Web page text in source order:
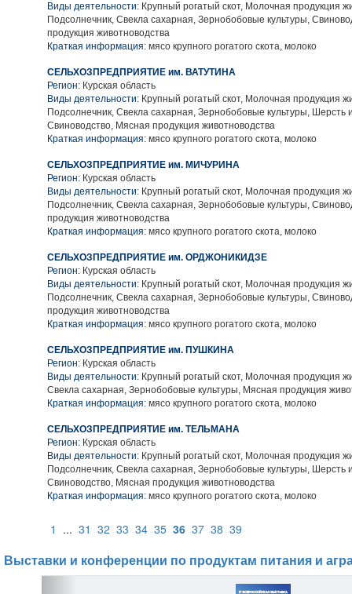
Виды деятельности: Крупный рогатый скот, Молочная продукция
Подсолнечник, Свекла сахарная, Зернобобовые культуры,
продукция животноводства
Краткая информация: мясо крупного рогатого скота, молоко
СЕЛЬХОЗПРЕДПРИЯТИЕ им. ВАТУТИНА
Регион: Курская область
Виды деятельности: Крупный рогатый скот, Молочная продукция
Подсолнечник, Свекла сахарная, Зернобобовые культуры, Шерсть
Свиноводство, Мясная продукция животноводства
Краткая информация: мясо крупного рогатого скота, молоко
СЕЛЬХОЗПРЕДПРИЯТИЕ им. МИЧУРИНА
Регион: Курская область
Виды деятельности: Крупный рогатый скот, Молочная продукция
Подсолнечник, Свекла сахарная, Зернобобовые культуры,
продукция животноводства
Краткая информация: мясо крупного рогатого скота, молоко
СЕЛЬХОЗПРЕДПРИЯТИЕ им. ОРДЖОНИКИДЗЕ
Регион: Курская область
Виды деятельности: Крупный рогатый скот, Молочная продукция
Подсолнечник, Свекла сахарная, Зернобобовые культуры,
продукция животноводства
Краткая информация: мясо крупного рогатого скота, молоко
СЕЛЬХОЗПРЕДПРИЯТИЕ им. ПУШКИНА
Регион: Курская область
Виды деятельности: Крупный рогатый скот, Молочная продукция
Свекла сахарная, Зернобобовые культуры, Мясная продукция
Краткая информация: мясо крупного рогатого скота, молоко
СЕЛЬХОЗПРЕДПРИЯТИЕ им. ТЕЛЬМАНА
Регион: Курская область
Виды деятельности: Крупный рогатый скот, Молочная продукция
Подсолнечник, Свекла сахарная, Зернобобовые культуры, Шерсть
Свиноводство, Мясная продукция животноводства
Краткая информация: мясо крупного рогатого скота, молоко
1 ... 31 32 33 34 35 36 37 38 39
Выставки и конференции по продуктам питания и